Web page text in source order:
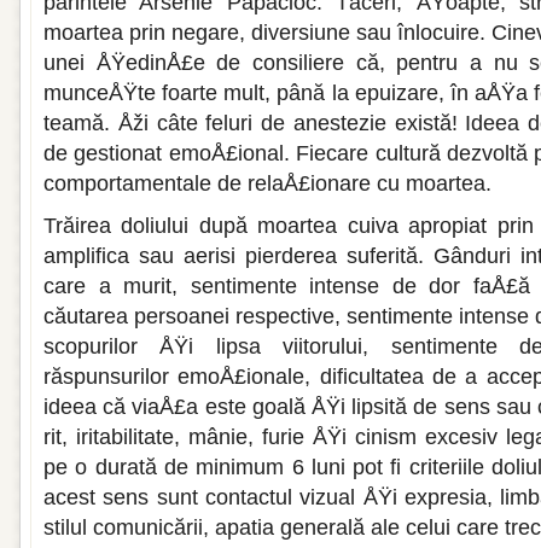
moartea prin negare, di­versiune sau înlocuire.
unei ÅŸedinÅ£e de consiliere că, pentru a nu
munceÅŸte foarte mult, până la epuizare, în aÅŸa
teamă. Åži câte feluri de anestezie există! Ideea
de gestionat emoÅ£ional. Fiecare cultură dezvoltă
comportamentale de relaÅ£ionare cu moartea.
Trăirea doliului după moartea cuiva apropiat
am­plifica sau aerisi pierderea suferită. Gânduri
care a murit, sen­timente intense de dor faÅ£ă
căutarea persoanei respective, sentimente intense
scopurilor ÅŸi lipsa viitorului, sentimen­te
răspunsurilor emoÅ£ionale, dificultatea de a
ideea că viaÅ£a este goală ÅŸi lipsită de sens
rit, iritabilitate, mânie, furie ÅŸi cinism exce­siv
pe o durată de minimum 6 luni pot fi criteriile
acest sens sunt contactul vizual ÅŸi expresia,
stilul comunicării, apa­tia generală ale celui care